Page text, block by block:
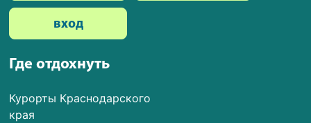
Где отдохнуть
Курорты Краснодарского
края
вход